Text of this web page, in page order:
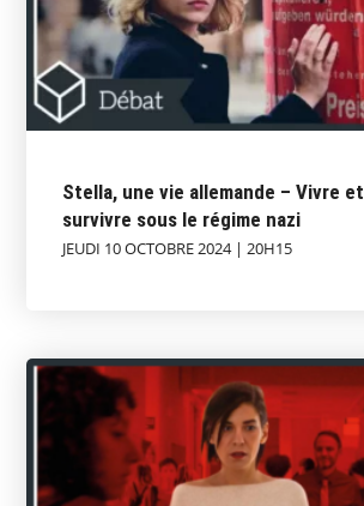
Stella, une vie allemande – Vivre et
survivre sous le régime nazi
JEUDI 10 OCTOBRE 2024 | 20H15